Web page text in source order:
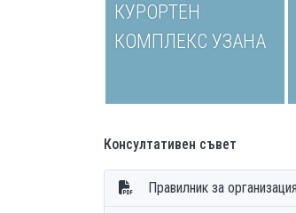
КУРОРТЕН
КОМПЛЕКС УЗАНА
Консултативен съвет